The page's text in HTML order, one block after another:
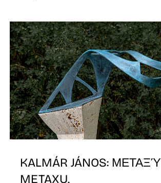
KALMÁR JÁNOS: ΜΕΤΑΞΎ
METAXU.